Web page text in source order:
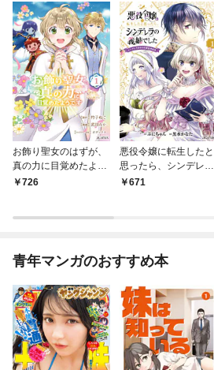
お飾り聖女のはずが、
真の力に目覚めたよう
です THE COMIC 1巻
726
悪役令嬢に転生したと
思ったら、シンデレラ
の義姉でした ～シンデ
671
青年マンガのおすすめ本